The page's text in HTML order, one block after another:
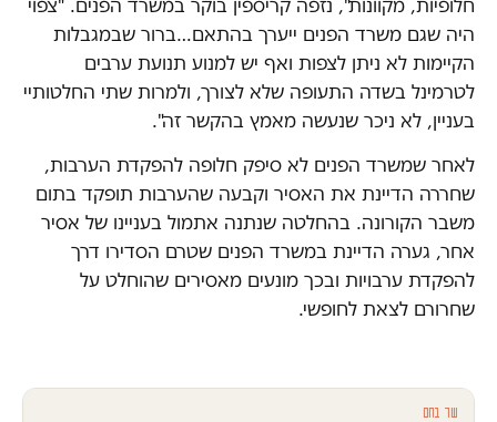
חלופיות, מקוונות", נזפה קריספין בוקר במשרד הפנים. "צפוי
היה שגם משרד הפנים ייערך בהתאם…ברור שבמגבלות
הקיימות לא ניתן לצפות ואף יש למנוע תנועת ערבים
לטרמינל בשדה התעופה שלא לצורך, ולמרות שתי החלטותיי
בעניין, לא ניכר שנעשה מאמץ בהקשר זה".
לאחר שמשרד הפנים לא סיפק חלופה להפקדת הערבות,
שחררה הדיינת את האסיר וקבעה שהערבות תופקד בתום
משבר הקורונה. בהחלטה שנתנה אתמול בעניינו של אסיר
אחר, גערה הדיינת במשרד הפנים שטרם הסדירו דרך
להפקדת ערבויות ובכך מונעים מאסירים שהוחלט על
שחרורם לצאת לחופשי.
עוד בחם